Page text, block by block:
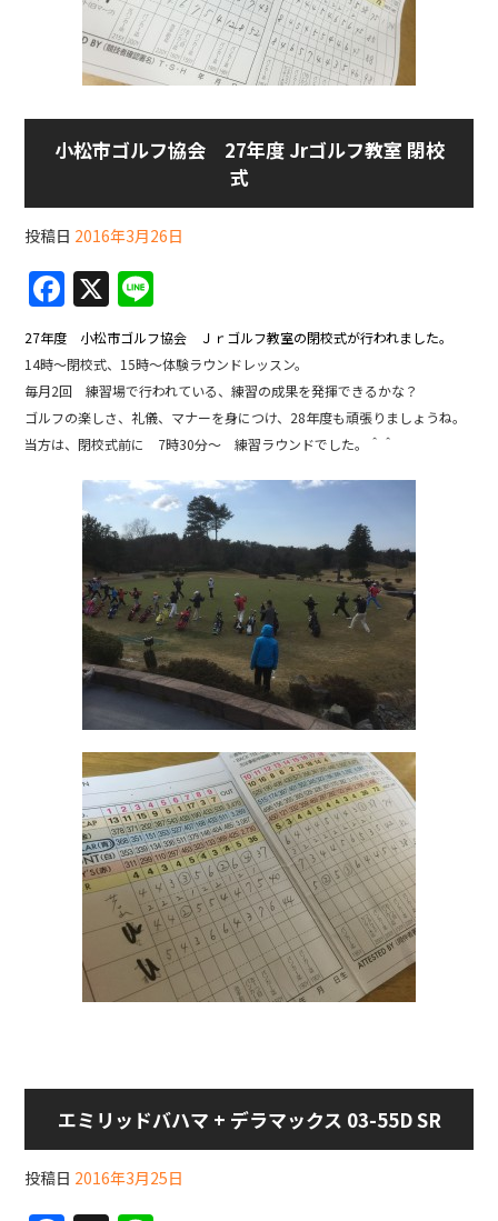
小松市ゴルフ協会 27年度 Jrゴルフ教室 閉校
式
投稿日 2016年3月26日
F
a
c
e
b
o
o
k
X
n
e
27年度 小松市ゴルフ協会 Ｊｒゴルフ教室の閉校式が行われました。
14時～閉校式、15時～体験ラウンドレッスン。
毎月2回 練習場で行われている、練習の成果を発揮できるかな？
ゴルフの楽しさ、礼儀、マナーを身につけ、28年度も頑張りましょうね。
当方は、閉校式前に 7時30分～ 練習ラウンドでした。＾＾
エミリッドバハマ + デラマックス 03-55D SR
投稿日 2016年3月25日